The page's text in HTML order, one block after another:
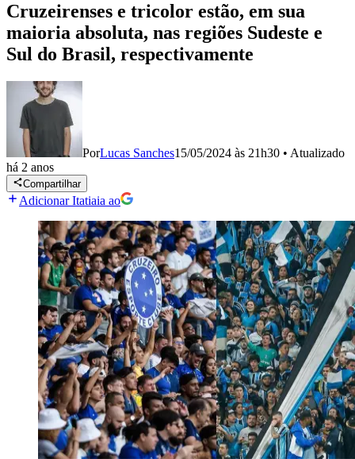
Cruzeirenses e tricolor estão, em sua
maioria absoluta, nas regiões Sudeste e
Sul do Brasil, respectivamente
PorLucas Sanches15/05/2024 às 21h30 • Atualizado
há 2 anos
Compartilhar
Adicionar Itatiaia ao